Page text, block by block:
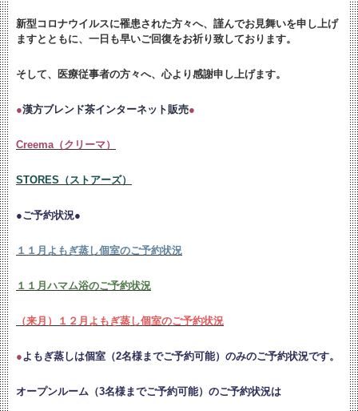
新型コロナウイルスに罹患された方々へ、謹んでお見舞いを申し上げ
ますとともに、 一日も早いご回復をお祈り致しております。
そして、医療従事者の方々へ、心より感謝申し上げます。
●漢方ブレンド茶インターネット販売●
Creema（クリーマ）
STORES（ストアーズ）
●ご予約状況●
１１月よもぎ蒸し個室のご予約状況
１１月ハマム浴のご予約状況
（来月）１２月よもぎ蒸し個室のご予約状況
●よもぎ蒸しは個室（2名様までご予約可能）のみのご予約状況です。
オープンルーム（3名様までご予約可能）のご予約状況は